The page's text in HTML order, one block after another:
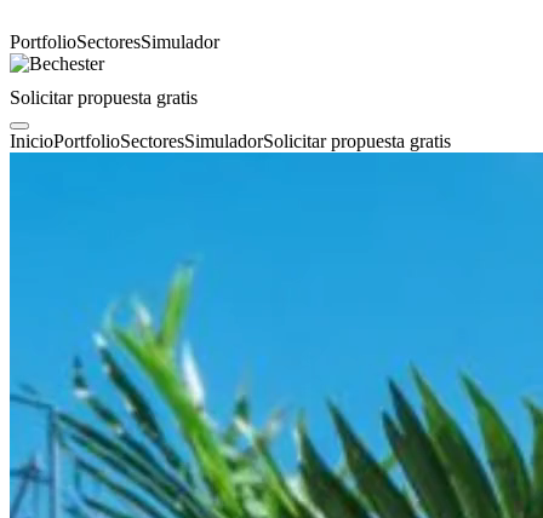
PortfolioSectoresSimulador
Solicitar propuesta gratis
InicioPortfolioSectoresSimuladorSolicitar propuesta gratis